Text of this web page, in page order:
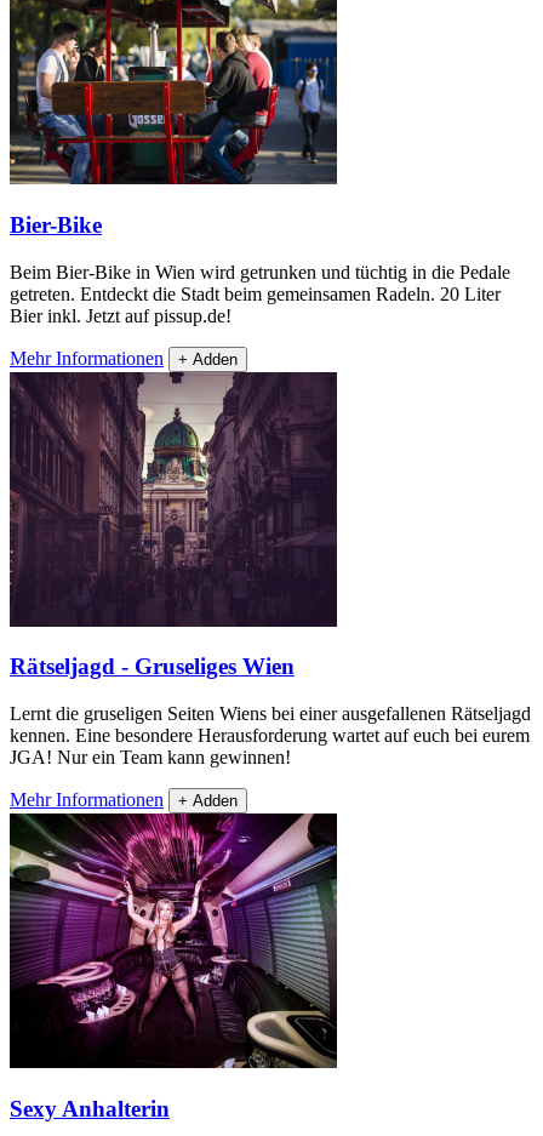
Bier-Bike
Beim Bier-Bike in Wien wird getrunken und tüchtig in die Pedale
getreten. Entdeckt die Stadt beim gemeinsamen Radeln. 20 Liter
Bier inkl. Jetzt auf pissup.de!
Mehr Informationen + Adden
Rätseljagd - Gruseliges Wien
Lernt die gruseligen Seiten Wiens bei einer ausgefallenen Rätseljagd
kennen. Eine besondere Herausforderung wartet auf euch bei eurem
JGA! Nur ein Team kann gewinnen!
Mehr Informationen + Adden
Sexy Anhalterin